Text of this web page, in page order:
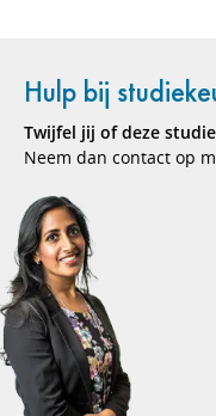
Hulp bij
Twijfel jij of deze
Neem dan contact op